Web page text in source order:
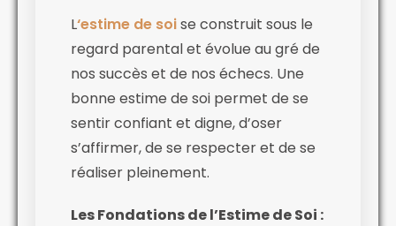
L‘estime de soise construit sous le
regard parental et évolue au gré de
nos succès et de nos échecs. Une
bonne estime de soi permet de se
sentir confiant et digne, d’oser
s’affirmer, de se respecter et de se
réaliser pleinement.
Les Fondations de l’Estime de Soi :